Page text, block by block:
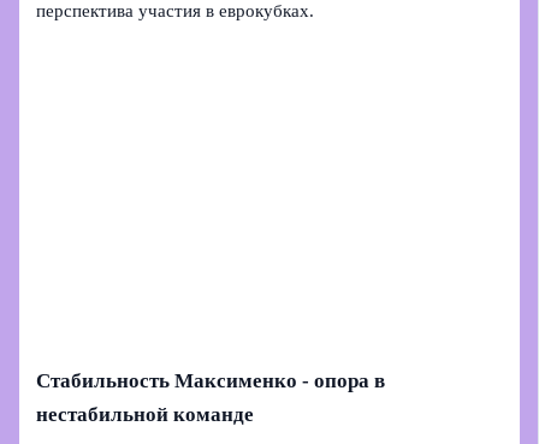
перспектива участия в еврокубках.
Стабильность Максименко - опора в
нестабильной команде